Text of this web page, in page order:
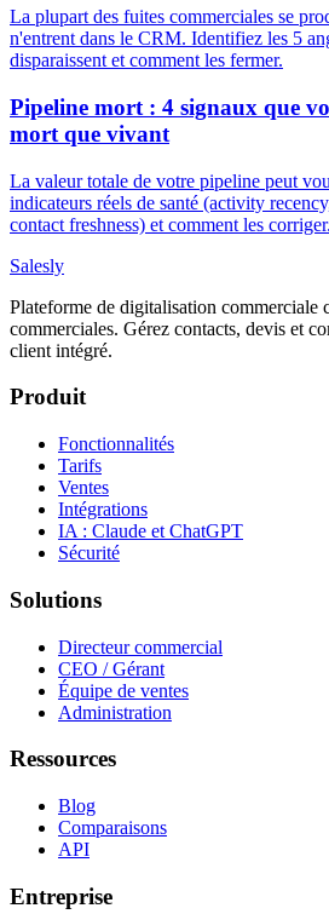
La plupart des fuites commerciales se
n'entrent dans le CRM. Identifiez les 5
disparaissent et comment les fermer.
Pipeline mort : 4 signaux que
mort que vivant
La valeur totale de votre pipeline peut
indicateurs réels de santé (activity
contact freshness) et comment les corriger.
Salesly
Plateforme de digitalisation commerciale
commerciales. Gérez contacts, devis et
client intégré.
Produit
Fonctionnalités
Tarifs
Ventes
Intégrations
IA : Claude et ChatGPT
Sécurité
Solutions
Directeur commercial
CEO / Gérant
Équipe de ventes
Administration
Ressources
Blog
Comparaisons
API
Entreprise